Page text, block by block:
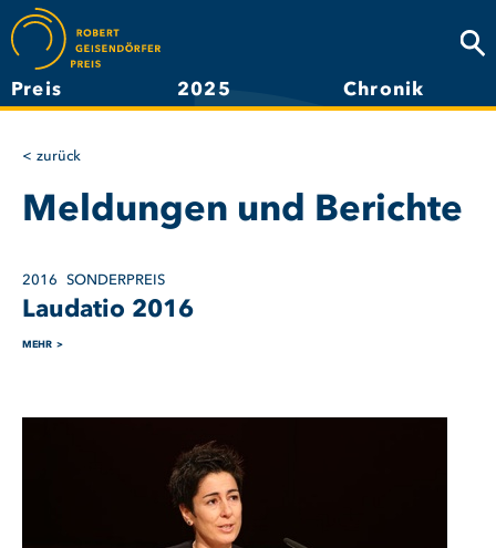
Direkt
zum
Inhalt
Preis 2025 Chronik
zurück
Meldungen und Berichte
2016 SONDERPREIS
Laudatio 2016
MEHR